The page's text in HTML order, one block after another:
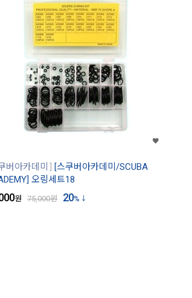
버아카데미
[스쿠버아카데미/SCUBA
오링세트18
원 75,000원 20%